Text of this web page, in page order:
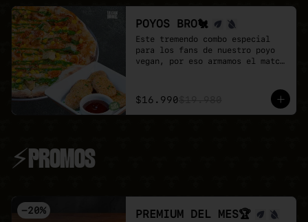
POYOS BRO🐔
Este tremendo combo especial
para los fans de nuestro poyo
vegan, por eso armamos el match
elección + porción de Poyo
Tender + salsa buffalo + salsa
BBQ.
$16.990
⚡PROMOS
-20% PREMIUM DEL MES🏆